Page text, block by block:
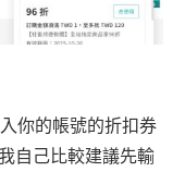
入你的帳號的折扣券
自己比較建議先輸